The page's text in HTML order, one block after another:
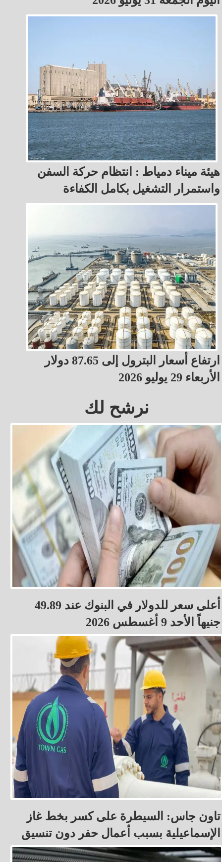
هيئة ميناء دمياط : انتظام حركة السفن
واستمرار التشغيل بكامل الكفاءة
ارتفاع أسعار البترول إلى 87.65 دولار
الأربعاء 29 يوليو 2026
نرشح لك
أعلى سعر للدولار في البنوك عند 49.89
جنيهاً الأحد 9 أغسطس 2026
تاون جاس: السيطرة على كسر بخط غاز
الإسماعيلية بسبب أعمال حفر دون تنسيق